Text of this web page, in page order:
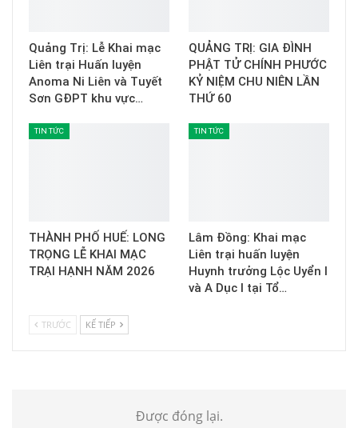
Quảng Trị: Lễ Khai mạc
Liên trại Huấn luyện
Anoma Ni Liên và Tuyết
Sơn GĐPT khu vực…
QUẢNG TRỊ: GIA ĐÌNH
PHẬT TỬ CHÍNH PHƯỚC
KỶ NIỆM CHU NIÊN LẦN
THỨ 60
TIN TỨC
THÀNH PHỐ HUẾ: LONG
TRỌNG LỄ KHAI MẠC
TRẠI HẠNH NĂM 2026
TIN TỨC
Lâm Đồng: Khai mạc
Liên trại huấn luyện
Huynh trưởng Lộc Uyển I
và A Dục I tại Tổ…
TRƯỚC KẾ TIẾP
Được đóng lại.